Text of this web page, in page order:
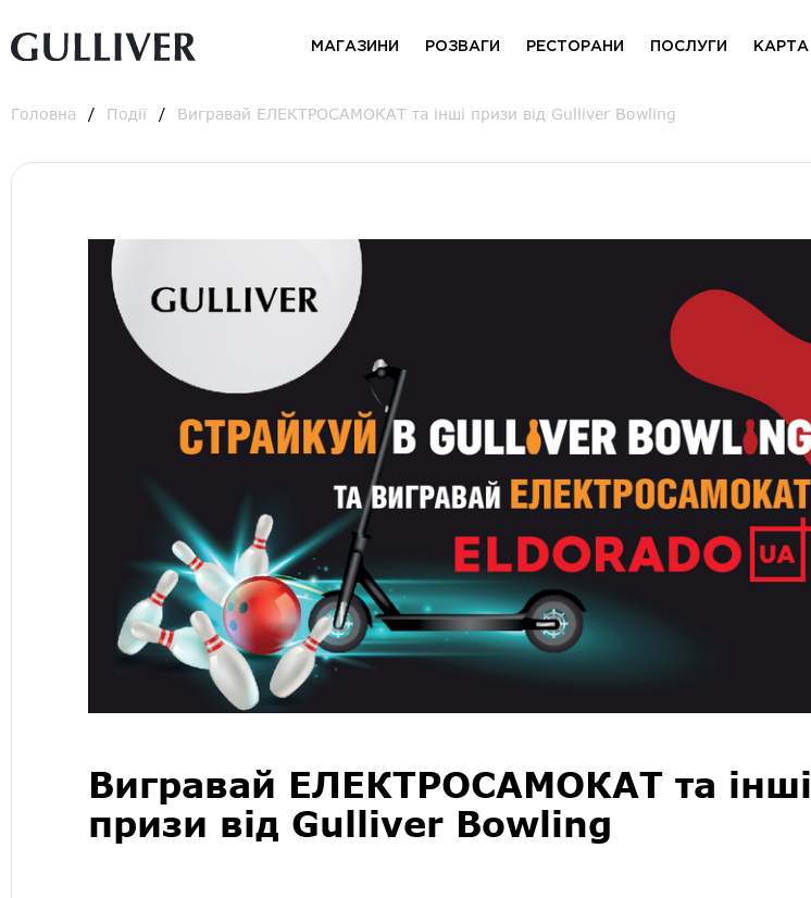
МАГАЗИНИ РОЗВАГИ РЕСТОРАНИ ПОСЛУГИ КАРТА
Головна Події Вигравай ЕЛЕКТРОСАМОКАТ та інші призи від Gulliver Bowling
Вигравай ЕЛЕКТРОСАМОКАТ та інші
призи від Gulliver Bowling